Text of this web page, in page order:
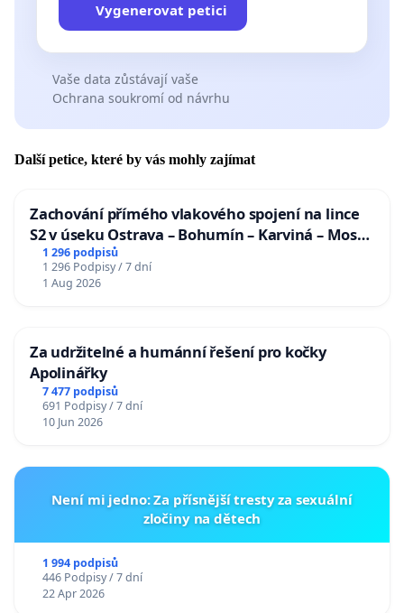
Vygenerovat petici
Vaše data zůstávají vaše
Ochrana soukromí od návrhu
Další petice, které by vás mohly zajímat
Zachování přímého vlakového spojení na lince
S2 v úseku Ostrava – Bohumín – Karviná – Mosty
u Jablunkova
1 296 podpisů
1 296 Podpisy / 7 dní
1 Aug 2026
Za udržitelné a humánní řešení pro kočky
Apolinářky
7 477 podpisů
691 Podpisy / 7 dní
10 Jun 2026
Není mi jedno: Za přísnější tresty za sexuální
zločiny na dětech
1 994 podpisů
446 Podpisy / 7 dní
22 Apr 2026